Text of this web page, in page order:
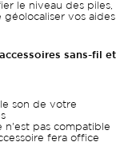
le niveau des piles,
vos aides
sans-fil et
son de votre
n'est pas compatible
fera office